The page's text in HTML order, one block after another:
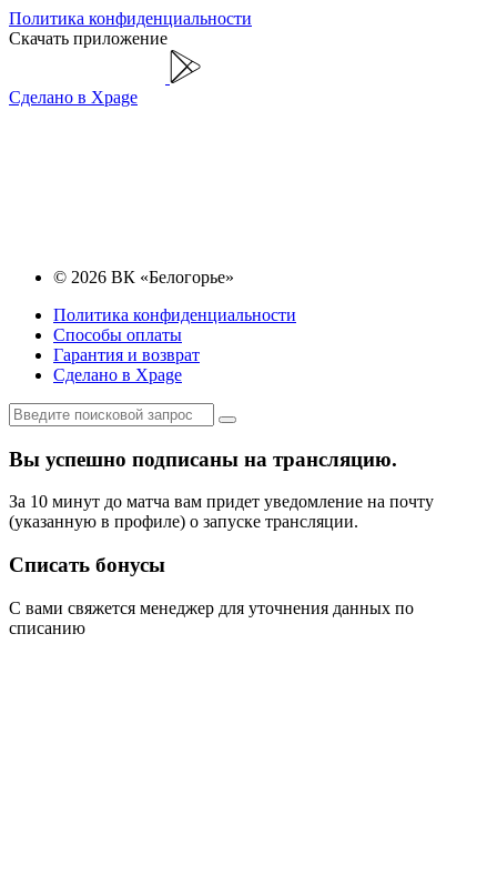
Политика конфиденциальности
Скачать приложение
Сделано в Xpage
© 2026 ВК «Белогорье»
Политика конфиденциальности
Способы оплаты
Гарантия и возврат
Сделано в Xpage
Вы успешно подписаны на трансляцию.
За 10 минут до матча вам придет уведомление на почту
(указанную в профиле) о запуске трансляции.
Списать бонусы
С вами свяжется менеджер для уточнения данных по
списанию